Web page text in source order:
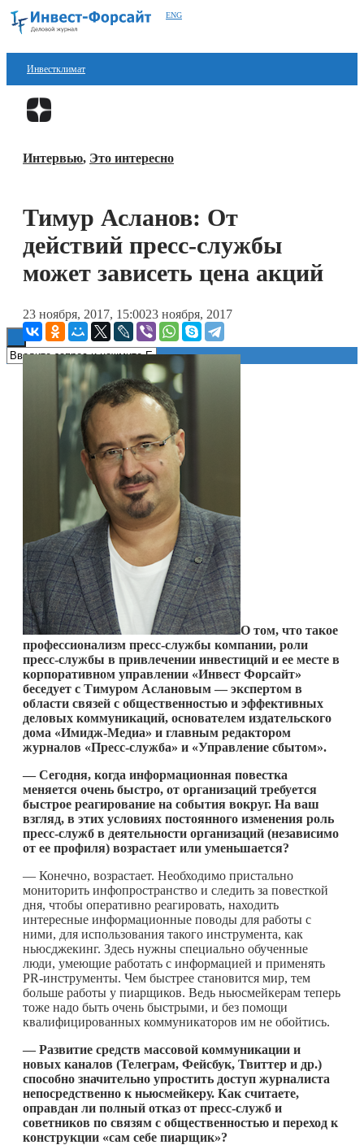
ENG
Инвестклимат
Финансы
Блокчейн
Технологии
Интервью, Это интересно
Тимур Асланов: От
действий пресс-службы
может зависеть цена акций
23 ноября, 2017, 15:0023 ноября, 2017
О том, что такое
профессионализм пресс-службы компании, роли
пресс-службы в привлечении инвестиций и ее месте в
корпоративном управлении «Инвест Форсайт»
беседует с Тимуром Аслановым — экспертом в
области связей с общественностью и эффективных
деловых коммуникаций, основателем издательского
дома «Имидж-Медиа» и главным редактором
журналов «Пресс-служба» и «Управление сбытом».
— Сегодня, когда информационная повестка
меняется очень быстро, от организаций требуется
быстрое реагирование на события вокруг. На ваш
взгляд, в этих условиях постоянного изменения роль
пресс-служб в деятельности организаций (независимо
от ее профиля) возрастает или уменьшается?
— Конечно, возрастает. Необходимо пристально
мониторить инфопространство и следить за повесткой
дня, чтобы оперативно реагировать, находить
интересные информационные поводы для работы с
ними, для использования такого инструмента, как
ньюсджекинг. Здесь нужны специально обученные
люди, умеющие работать с информацией и применять
PR-инструменты. Чем быстрее становится мир, тем
больше работы у пиарщиков. Ведь ньюсмейкерам теперь
тоже надо быть очень быстрыми, и без помощи
квалифицированных коммуникаторов им не обойтись.
— Развитие средств массовой коммуникации и
новых каналов (Телеграм, Фейсбук, Твиттер и др.)
способно значительно упростить доступ журналиста
непосредственно к ньюсмейкеру. Как считаете,
оправдан ли полный отказ от пресс-служб и
советников по связям с общественностью и переход к
конструкции «сам себе пиарщик»?